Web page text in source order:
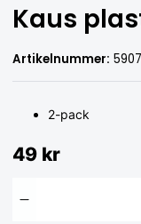
Kaus
Artikelnummer:
2-pack
49 kr